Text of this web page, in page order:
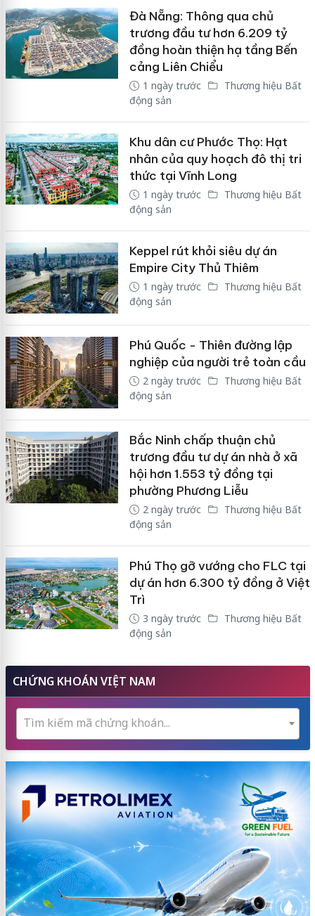
Đà Nẵng: Thông qua chủ
trương đầu tư hơn 6.209 tỷ
đồng hoàn thiện hạ tầng Bến
cảng Liên Chiểu
1 ngày trước
Thương hiệu Bất
động sản
Khu dân cư Phước Thọ: Hạt
nhân của quy hoạch đô thị tri
thức tại Vĩnh Long
1 ngày trước
Thương hiệu Bất
động sản
Keppel rút khỏi siêu dự án
Empire City Thủ Thiêm
1 ngày trước
Thương hiệu Bất
động sản
Phú Quốc - Thiên đường lập
nghiệp của người trẻ toàn cầu
2 ngày trước
Thương hiệu Bất
động sản
Bắc Ninh chấp thuận chủ
trương đầu tư dự án nhà ở xã
hội hơn 1.553 tỷ đồng tại
phường Phương Liễu
2 ngày trước
Thương hiệu Bất
động sản
Phú Thọ gỡ vướng cho FLC tại
dự án hơn 6.300 tỷ đồng ở Việt
Trì
3 ngày trước
Thương hiệu Bất
động sản
CHỨNG KHOÁN VIỆT NAM
Tìm kiếm mã chứng khoán...